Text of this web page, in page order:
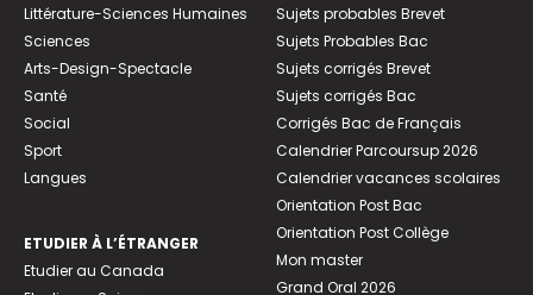
Littérature-Sciences Humaines
Sciences
Arts-Design-Spectacle
Santé
Social
Sport
Langues
ETUDIER À L’ÉTRANGER
Etudier au Canada
Sujets probables Brevet
Sujets Probables Bac
Sujets corrigés Brevet
Sujets corrigés Bac
Corrigés Bac de Français
Calendrier Parcoursup 2026
Calendrier vacances scolaires
Orientation Post Bac
Orientation Post Collège
Mon master
Grand Oral 2026